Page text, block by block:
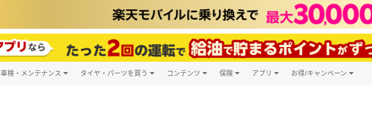
車検・メンテナンス タイヤ・パーツを買う コンテンツ 保険 アプリ お得/キャンペーン